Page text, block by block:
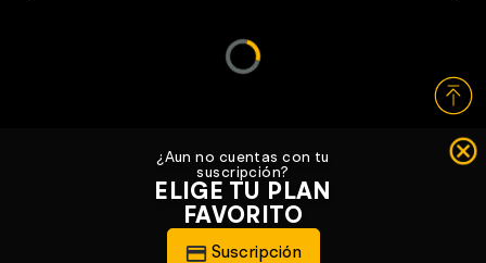
¿Aun no cuentas con tu
suscripción?
ELIGE TU PLAN
FAVORITO
Suscripción